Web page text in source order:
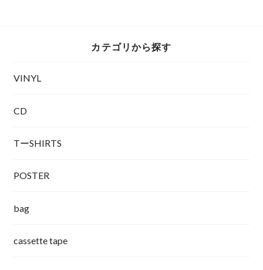
カテゴリから探す
VINYL
CD
TーSHIRTS
POSTER
bag
cassette tape